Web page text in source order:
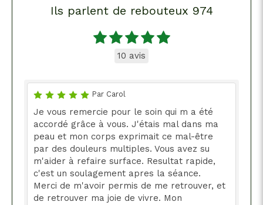
Ils parlent de rebouteux 974
10 avis
Par Carol
Je vous remercie pour le soin qui m a été
accordé grâce à vous. J'étais mal dans ma
peau et mon corps exprimait ce mal-être
par des douleurs multiples. Vous avez su
m'aider à refaire surface. Resultat rapide,
c'est un soulagement apres la séance.
Merci de m'avoir permis de me retrouver, et
de retrouver ma joie de vivre. Mon